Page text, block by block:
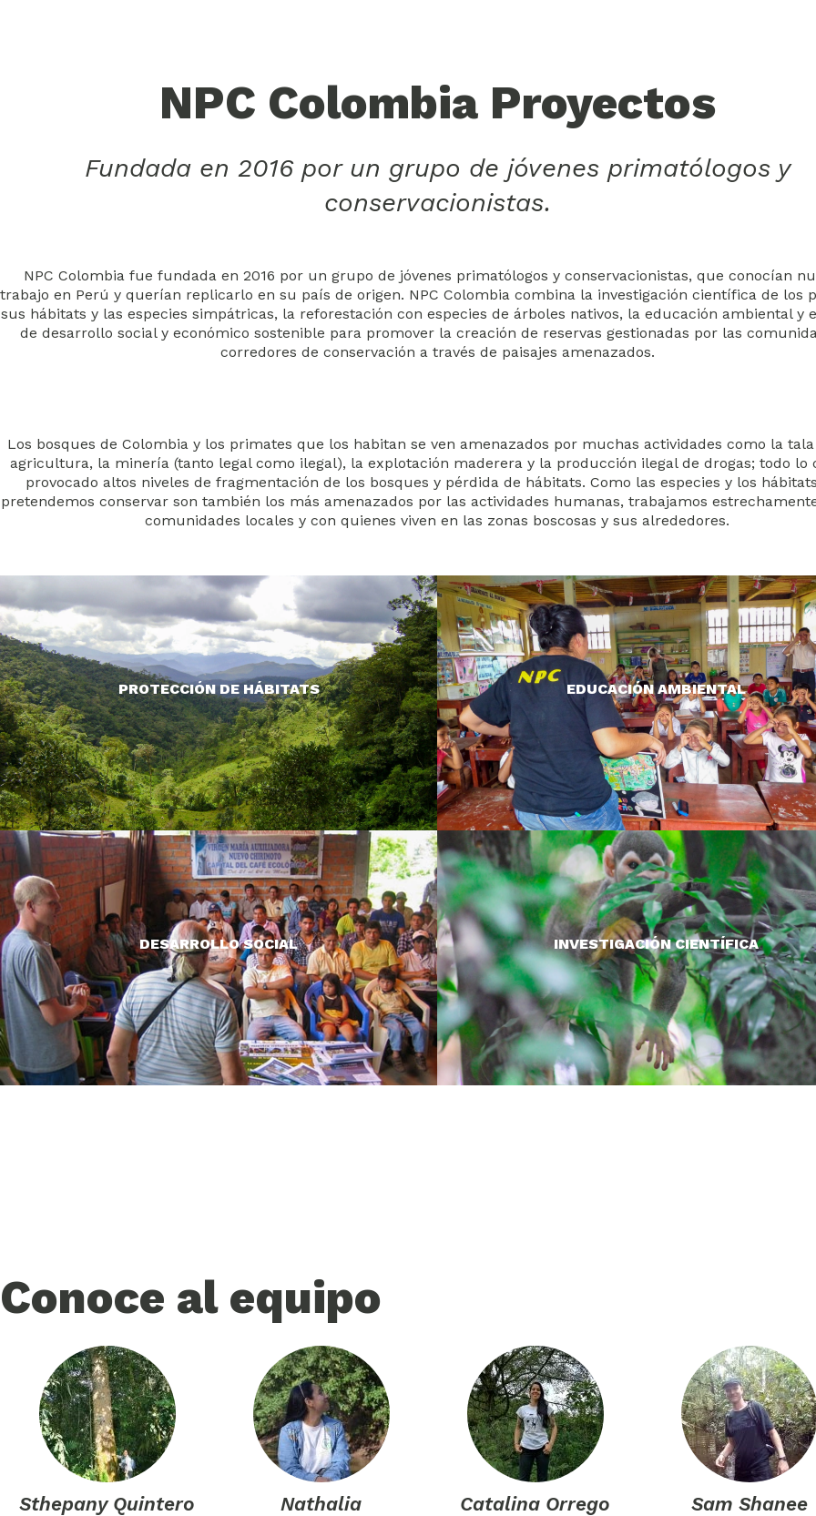
NPC Colombia Proyectos
Fundada en 2016 por un grupo de jóvenes primatólogos y
conservacionistas.
NPC Colombia fue fundada en 2016 por un grupo de jóvenes primatólogos y conservacionistas, que conocían
trabajo en Perú y querían replicarlo en su país de origen. NPC Colombia combina la investigación científica de los
sus hábitats y las especies simpátricas, la reforestación con especies de árboles nativos, la educación ambiental y
de desarrollo social y económico sostenible para promover la creación de reservas gestionadas por las
corredores de conservación a través de paisajes amenazados.
Los bosques de Colombia y los primates que los habitan se ven amenazados por muchas actividades como la
agricultura, la minería (tanto legal como ilegal), la explotación maderera y la producción ilegal de drogas; todo lo
provocado altos niveles de fragmentación de los bosques y pérdida de hábitats. Como las especies y los
pretendemos conservar son también los más amenazados por las actividades humanas, trabajamos
comunidades locales y con quienes viven en las zonas boscosas y sus alrededores.
PROTECCIÓN DE HÁBITATS
Ayudamos a la población local a crear y administrar
reservas para proteger sus recursos naturales y, al hacerlo,
proteger a los primates, sus hábitats y todas las especies
que ahí habitan.
LEER MÁS >
EDUCACIÓN AMBIENTAL
Generar una comprensión adecuada de la necesidad
conservación asegura la longevidad de nuestras
Trabajamos con adultos y niños para promover la
conciencia ambiental.
LEER MÁS >
DESARROLLO SOCIAL
Reconocemos las necesidades económicas de las familias
rurales con las que trabajamos, lo que en muchos casos es
fundamental en su deseo y capacidad de conservar el
medio ambiente.
LEER MÁS >
INVESTIGACIÓN CIENTÍFICA
Trabajamos con algunas de las especies menos
del planeta, nuestras investigaciones aportan
conocimientos esenciales para la conservación de
especies.
LEER MÁS >
Conoce al equipo
Sthepany Quintero
Nathalia
Catalina Orrego
Sam Shanee